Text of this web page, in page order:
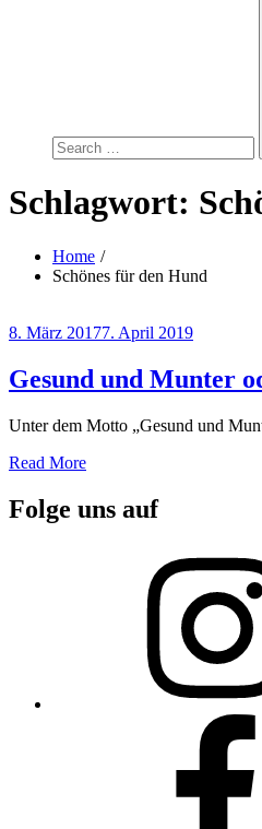
Schlagwort:
Home
Schönes für den Hund
Posted
8. März 20177. April 2019
Gesund und Munter
Unter dem Motto „Gesund und
Read More
Folge uns auf